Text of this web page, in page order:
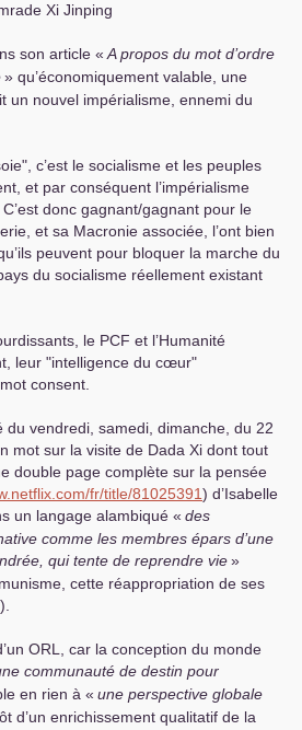
Xi Jinping
son article « A propos du mot d’ordre
» qu’économiquement valable, une
un nouvel impérialisme, ennemi du
c’est le socialisme et les peuples
et par conséquent l’impérialisme
donc gagnant/gagnant pour le
et sa Macronie associée, l’ont bien
peuvent pour bloquer la marche du
du socialisme réellement existant
le PCF et l’Humanité
leur "intelligence du cœur"
consent.
du vendredi, samedi, dimanche, du 22
mot sur la visite de Dada Xi dont tout
double page complète sur la pensée
fr/title/81025391) d’Isabelle
un langage alambiqué « des
comme les membres épars d’une
qui tente de reprendre vie»
cette réappropriation de ses
ORL
, car la conception du monde
communauté de destin pour
en rien à « une perspective globale
d’un enrichissement qualitatif de la